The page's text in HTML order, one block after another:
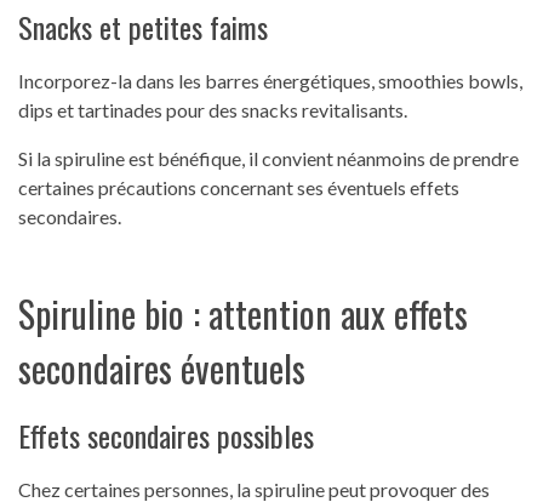
Snacks et petites faims
Incorporez-la dans les barres énergétiques, smoothies bowls,
dips et tartinades pour des snacks revitalisants.
Si la spiruline est bénéfique, il convient néanmoins de prendre
certaines précautions concernant ses éventuels effets
secondaires.
Spiruline bio : attention aux effets
secondaires éventuels
Effets secondaires possibles
Chez certaines personnes, la spiruline peut provoquer des